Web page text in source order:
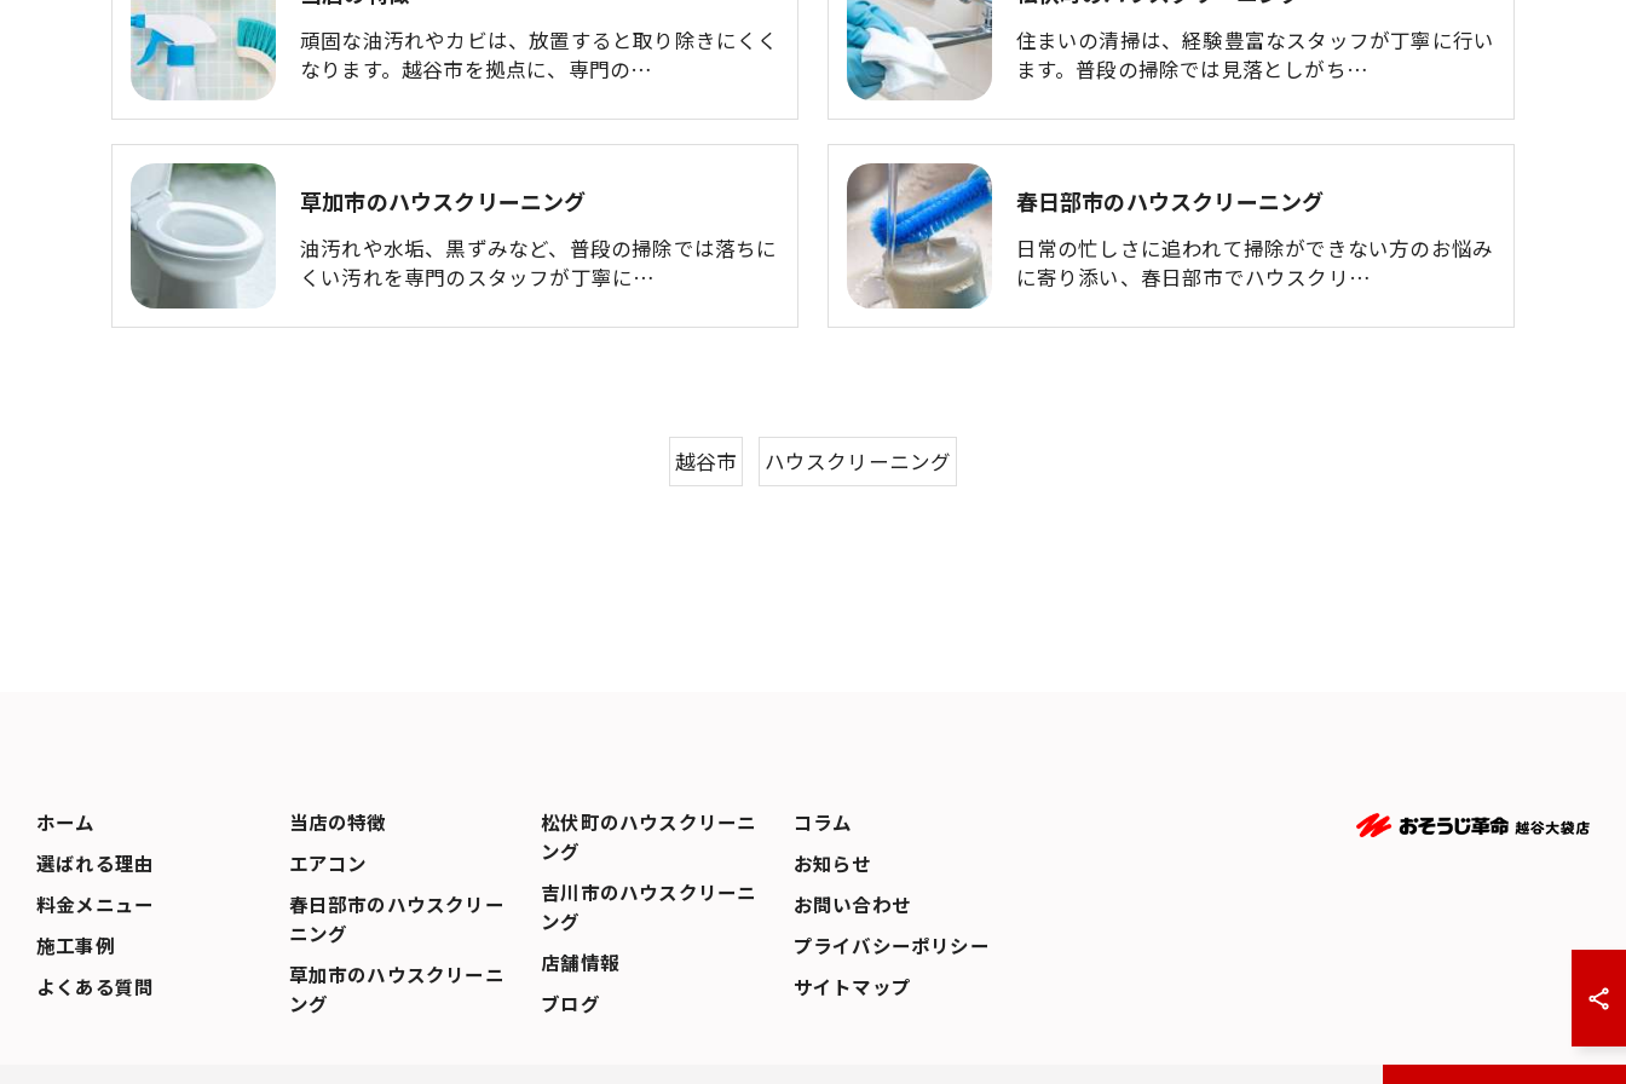
頑固な油汚れやカビは、放置すると取り除きにくく
なります。越谷市を拠点に、専門の…
住まいの清掃は、経験豊富なスタッフが丁寧に行い
ます。普段の掃除では見落としがち…
草加市のハウスクリーニング
油汚れや水垢、黒ずみなど、普段の掃除では落ちに
くい汚れを専門のスタッフが丁寧に…
春日部市のハウスクリーニング
日常の忙しさに追われて掃除ができない方のお悩み
に寄り添い、春日部市でハウスクリ…
越谷市 ハウスクリーニング
ホーム
選ばれる理由
料金メニュー
施工事例
よくある質問
当店の特徴
エアコン
春日部市のハウスクリー
ニング
草加市のハウスクリーニ
ング
松伏町のハウスクリーニ
ング
吉川市のハウスクリーニ
ング
店舗情報
ブログ
コラム
お知らせ
お問い合わせ
プライバシーポリシー
サイトマップ